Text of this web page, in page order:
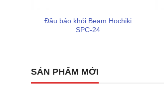
Đầu báo khói Beam Hochiki
SPC-24
SẢN PHẨM MỚI